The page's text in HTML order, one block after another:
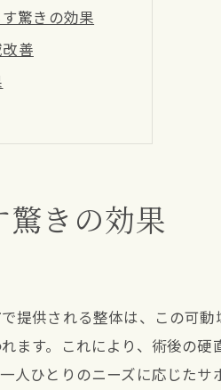
驚きの効果
善
ョン
与える影響
きの効果
提供される整体は、この可
ます。これにより、術後の
人ひとりのニーズに応じたサ